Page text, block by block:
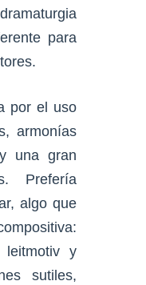
para
por el uso
armonías
una gran
Prefería
algo que
y
sutiles,